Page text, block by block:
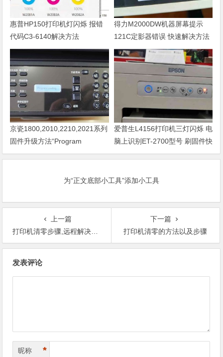
惠普HP150打印机灯闪烁 报错
代码C3-6140解决方法
得力M2000DW机器屏幕提示
121C定影器错误 快速解决方法
京瓷1800,2010,2210,2021系列
固件升级方法“Program
Loading或者卡LOGO
爱普生L4156打印机三灯闪烁 电
脑上识别ET-2700型号 刷固件快
速解决问题
为“正文底部小工具”添加小工具
上一篇
打印机清零步骤,远程解决您打印机5b00的问题。
下一篇
打印机清零的方法以及步骤
发表评论
昵称 *